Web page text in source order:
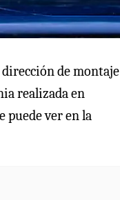
de montaje
realizada en
puede ver en la